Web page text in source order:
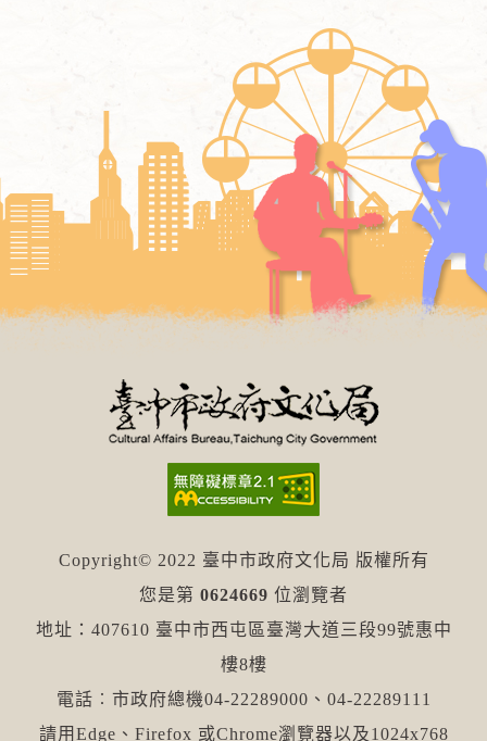
Copyright© 2022 臺中市政府文化局 版權所有
您是第 0624669 位瀏覽者
地址：407610 臺中市西屯區臺灣大道三段99號惠中
樓8樓
電話︰市政府總機04-22289000、04-22289111
請用Edge、Firefox 或Chrome瀏覽器以及1024x768